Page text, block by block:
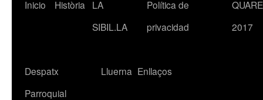
Inicio Història
LA
SIBIL.LA
Política de
privacidad
2017
Despatx
Parroquial
Lluerna Enllaços